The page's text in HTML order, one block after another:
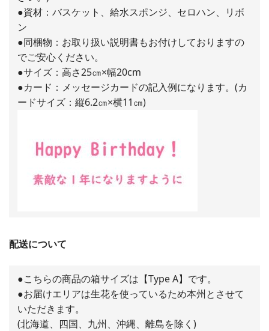
●資材：バスケット、給水スポンジ、セロハン、リボ
ン
●同梱物：お取り扱い説明書もお付けしておりますの
でご安心ください。
●サイズ：高さ25㎝×幅20cm
●カード：メッセージカードの記入例になります。(カ
ードサイズ：縦6.2㎝×横11㎝)
配送について
●こちらの商品の箱サイズは【Type A】です。
●お届けエリアは生花を使っているため本州とさせて
いただきます。
(北海道、四国、九州、沖縄、離島を除く)